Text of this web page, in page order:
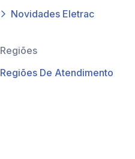
Novidades Eletrac
Regiões
Regiões De Atendimento